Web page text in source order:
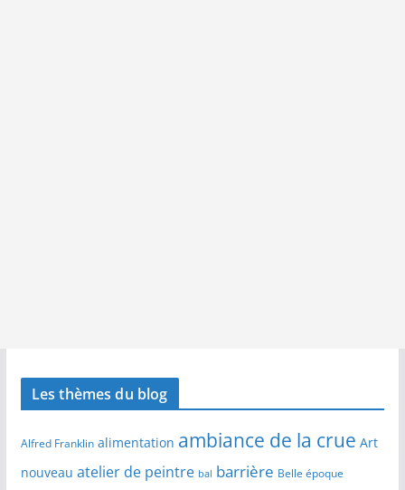
Les thèmes du blog
Alfred Franklin alimentation ambiance de la crue Art
nouveau atelier de peintre bal barrière Belle époque